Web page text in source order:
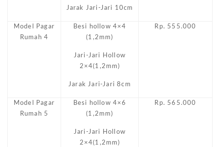
Jarak Jari-Jari 10cm
Model Pagar
Rumah 4
Besi hollow 4×4
(1,2mm)
Jari-Jari Hollow
2×4(1,2mm)
Jarak Jari-Jari 8cm
Rp. 555.000
Model Pagar
Rumah 5
Besi hollow 4×6
(1,2mm)
Jari-Jari Hollow
2×4(1,2mm)
Rp. 565.000